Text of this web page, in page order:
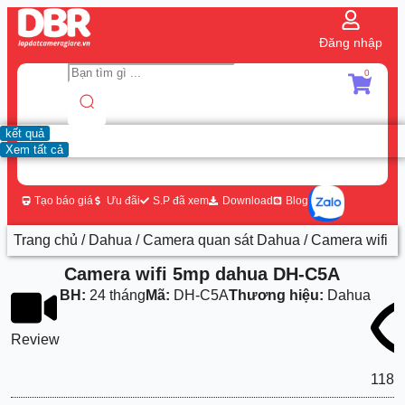
Đăng nhập
kết quả
Xem tất cả
0
Tạo báo giá Ưu đãi S.P đã xem Download Blog
Trang chủ / Dahua /Camera quan sát Dahua / Camera wifi
Camera wifi 5mp dahua DH-C5A
Review
BH: 24 tháng Mã: DH-C5AThương hiệu: Dahua